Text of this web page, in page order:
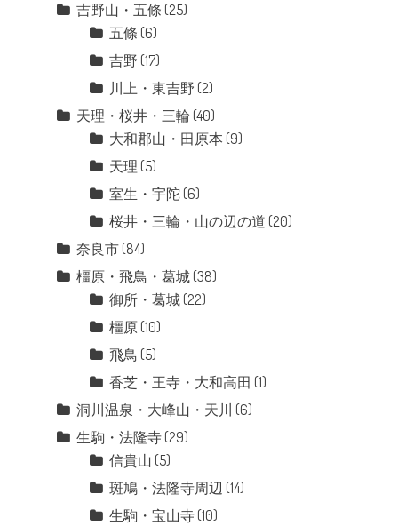
吉野山・五條 (25)
五條 (6)
吉野 (17)
川上・東吉野 (2)
天理・桜井・三輪 (40)
大和郡山・田原本 (9)
天理 (5)
室生・宇陀(6)
桜井・三輪・山の辺の道 (20)
奈良市(84)
橿原・飛鳥・葛城(38)
御所・葛城(22)
橿原(10)
飛鳥 (5)
香芝・王寺・大和高田 (1)
洞川温泉・大峰山・天川 (6)
生駒・法隆寺(29)
信貴山 (5)
斑鳩・法隆寺周辺 (14)
生駒・宝山寺(10)